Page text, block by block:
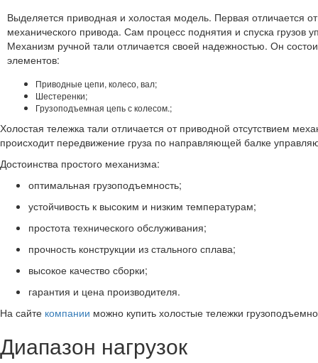
Выделяется приводная и холостая модель. Первая отличается
механического привода. Сам процесс поднятия и спуска грузов
Механизм ручной тали отличается своей надежностью. Он
элементов:
Приводные цепи, колесо, вал;
Шестеренки;
Грузоподъемная цепь с колесом.;
Холостая тележка тали отличается от приводной отсутствием
происходит передвижение груза по направляющей балке
Достоинства простого механизма:
оптимальная грузоподъемность;
устойчивость к высоким и низким температурам;
простота технического обслуживания;
прочность конструкции из стального сплава;
высокое качество сборки;
гарантия и цена производителя.
На сайте компании можно купить холостые тележки
Диапазон нагрузок